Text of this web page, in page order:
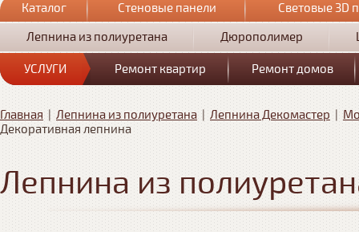
Каталог Стеновые панели
Световые 3D
Лепнина из полиуретана
Дюрополимер
УСЛУГИ Ремонт квартир Ремонт домов
Главная | Лепнина из полиуретана | Лепнина Декомастер |
Декоративная лепнина
Лепнина из